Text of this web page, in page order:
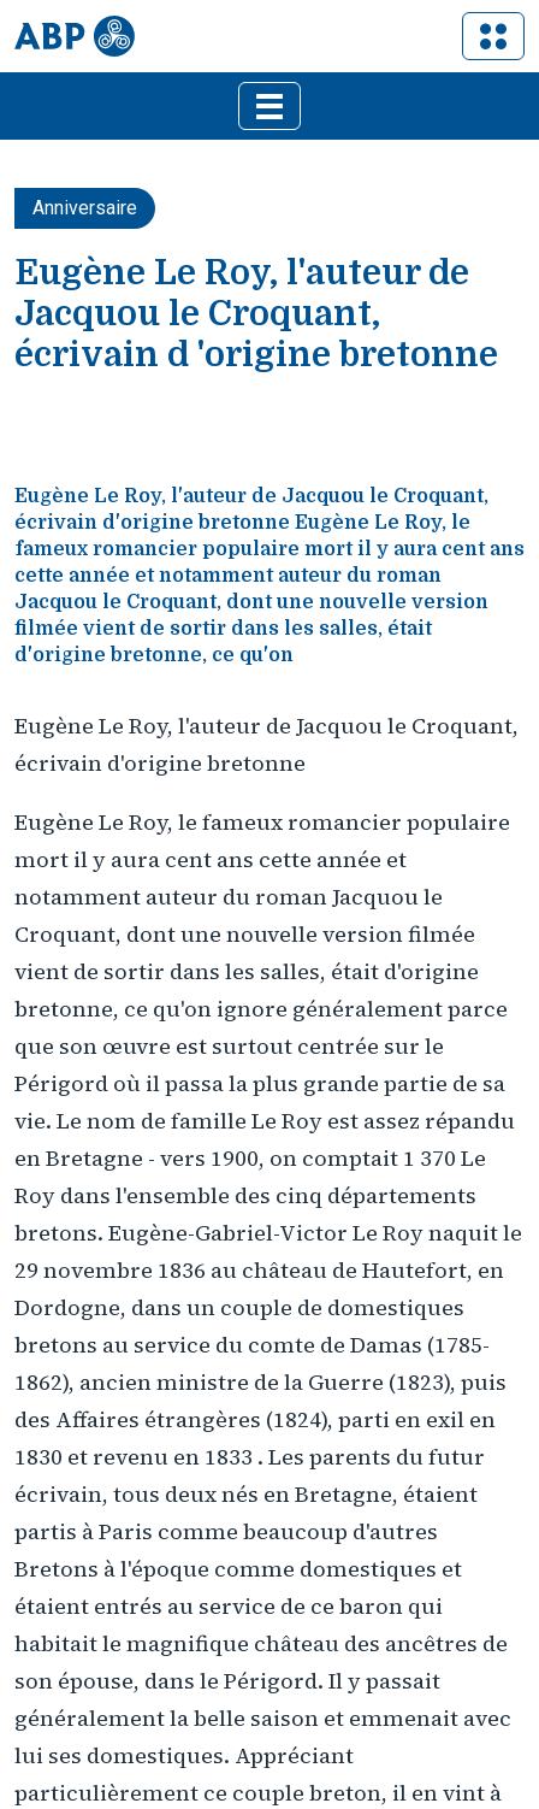
Anniversaire
Eugène Le Roy, l'auteur de
Jacquou le Croquant,
écrivain d 'origine bretonne
Eugène Le Roy, l'auteur de Jacquou le Croquant,
écrivain d'origine bretonne Eugène Le Roy, le
fameux romancier populaire mort il y aura cent ans
cette année et notamment auteur du roman
Jacquou le Croquant, dont une nouvelle version
filmée vient de sortir dans les salles, était
d'origine bretonne, ce qu'on
Eugène Le Roy, l'auteur de Jacquou le Croquant,
écrivain d'origine bretonne
Eugène Le Roy, le fameux romancier populaire
mort il y aura cent ans cette année et
notamment auteur du roman Jacquou le
Croquant, dont une nouvelle version filmée
vient de sortir dans les salles, était d'origine
bretonne, ce qu'on ignore généralement parce
que son œuvre est surtout centrée sur le
Périgord où il passa la plus grande partie de sa
vie. Le nom de famille Le Roy est assez répandu
en Bretagne - vers 1900, on comptait 1 370 Le
Roy dans l'ensemble des cinq départements
bretons. Eugène-Gabriel-Victor Le Roy naquit le
29 novembre 1836 au château de Hautefort, en
Dordogne, dans un couple de domestiques
bretons au service du comte de Damas (1785-
1862), ancien ministre de la Guerre (1823), puis
des Affaires étrangères (1824), parti en exil en
1830 et revenu en 1833 . Les parents du futur
écrivain, tous deux nés en Bretagne, étaient
partis à Paris comme beaucoup d'autres
Bretons à l'époque comme domestiques et
étaient entrés au service de ce baron qui
habitait le magnifique château des ancêtres de
son épouse, dans le Périgord. Il y passait
généralement la belle saison et emmenait avec
lui ses domestiques. Appréciant
particulièrement ce couple breton, il en vint à